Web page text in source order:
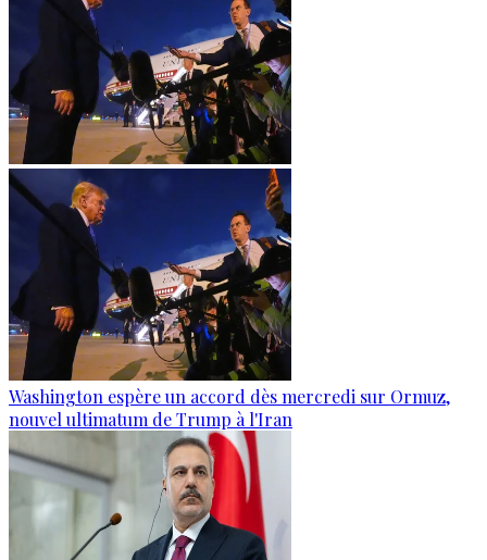
Washington espère un accord dès mercredi sur Ormuz,
nouvel ultimatum de Trump à l'Iran